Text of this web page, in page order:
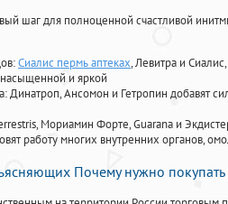
шаг для полноценной счастливой
Сиалис пермь аптеках, Левитра и
и яркой
: Динатроп, Ансомон и Гетропин добавят
Мориамин Форте, Guarana и
работу многих внутренних органов,
Почему нужно покупать